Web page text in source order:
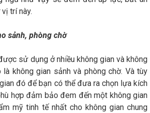
trí này.
sảnh, phòng chờ
sử dụng ở nhiều không gian và không
không gian sảnh và phòng chờ. Và tùy
đó để bạn có thể đưa ra chọn lựa kích
hợp đảm bảo đem đến một không gian
mỹ tinh tế nhất cho không gian chung